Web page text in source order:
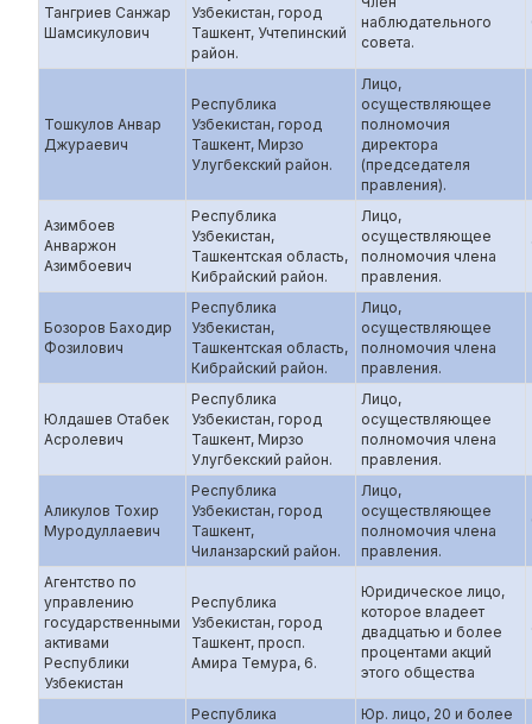
Тангриев Санжар
Шамсикулович
Узбекистан, город
Ташкент, Учтепинский
район.
наблюдательного
совета.
Тошкулов Анвар
Джураевич
Республика
Узбекистан, город
Ташкент, Мирзо
Улугбекский район.
Лицо,
осуществляющее
полномочия
директора
(председателя
правления).
Азимбоев
Анваржон
Азимбоевич
Республика
Узбекистан,
Ташкентская область,
Кибрайский район.
Лицо,
осуществляющее
полномочия члена
правления.
Бозоров Баходир
Фозилович
Республика
Узбекистан,
Ташкентская область,
Кибрайский район.
Лицо,
осуществляющее
полномочия члена
правления.
Юлдашев Отабек
Асролевич
Республика
Узбекистан, город
Ташкент, Мирзо
Улугбекский район.
Лицо,
осуществляющее
полномочия члена
правления.
Аликулов Тохир
Муродуллаевич
Республика
Узбекистан, город
Ташкент,
Чиланзарский район.
Лицо,
осуществляющее
полномочия члена
правления.
Агентство по
управлению
государственными
активами
Республики
Узбекистан
Республика
Узбекистан, город
Ташкент, просп.
Амира Темура, 6.
Юридическое лицо,
которое владеет
двадцатью и более
процентами акций
этого общества
Республика
Юр. лицо, 20 и более